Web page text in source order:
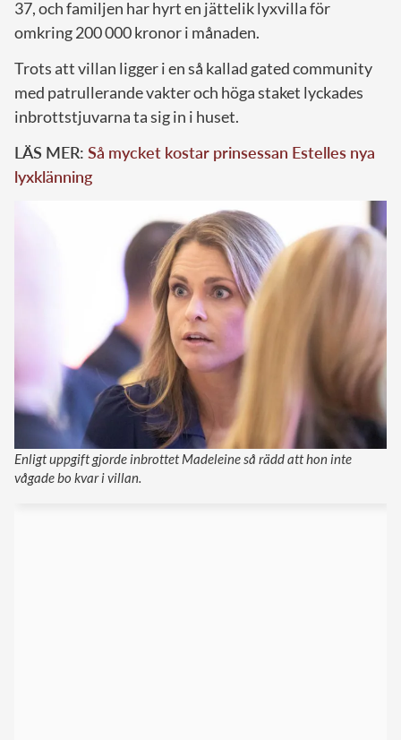
37, och familjen har hyrt en jättelik lyxvilla för
omkring 200 000 kronor i månaden.
Trots att villan ligger i en så kallad gated community
med patrullerande vakter och höga staket lyckades
inbrottstjuvarna ta sig in i huset.
LÄS MER: Så mycket kostar prinsessan Estelles nya
lyxklänning
Enligt uppgift gjorde inbrottet Madeleine så rädd att hon inte
vågade bo kvar i villan.